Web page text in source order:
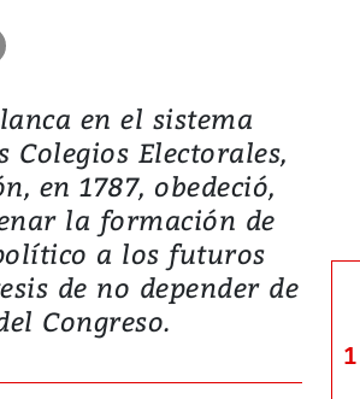
en el sistema
Electorales,
en 1787, obedeció,
la formación de
a los futuros
de no depender de
Congreso.
1